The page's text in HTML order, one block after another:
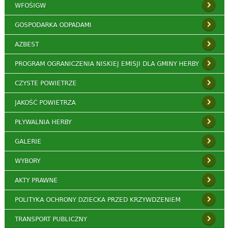
WFOŚIGW
GOSPODARKA ODPADAMI
AZBEST
PROGRAM OGRANICZENIA NISKIEJ EMISJI DLA GMINY HERBY
CZYSTE POWIETRZE
JAKOŚĆ POWIETRZA
PŁYWALNIA HERBY
GALERIE
WYBORY
AKTY PRAWNE
POLITYKA OCHRONY DZIECKA PRZED KRZYWDZENIEM
TRANSPORT PUBLICZNY